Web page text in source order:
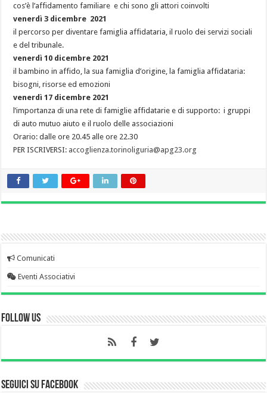
cos’è l’affidamento familiare e chi sono gli attori coinvolti
venerdì 3 dicembre 2021
il percorso per diventare famiglia affidataria, il ruolo dei servizi sociali
e del tribunale.
venerdì 10 dicembre 2021
il bambino in affido, la sua famiglia d’origine, la famiglia affidataria:
bisogni, risorse ed emozioni
venerdì 17 dicembre 2021
l’importanza di una rete di famiglie affidatarie e di supporto: i gruppi
di auto mutuo aiuto e il ruolo delle associazioni
Orario: dalle ore 20.45 alle ore 22.30
PER ISCRIVERSI: accoglienza.torinoliguria@apg23.org
Comunicati
Eventi Associativi
Follow Us
Seguici su Facebook